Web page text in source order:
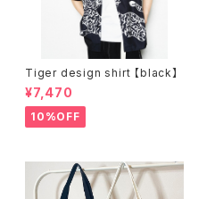
Tiger design shirt 【black】
¥7,470
10%OFF